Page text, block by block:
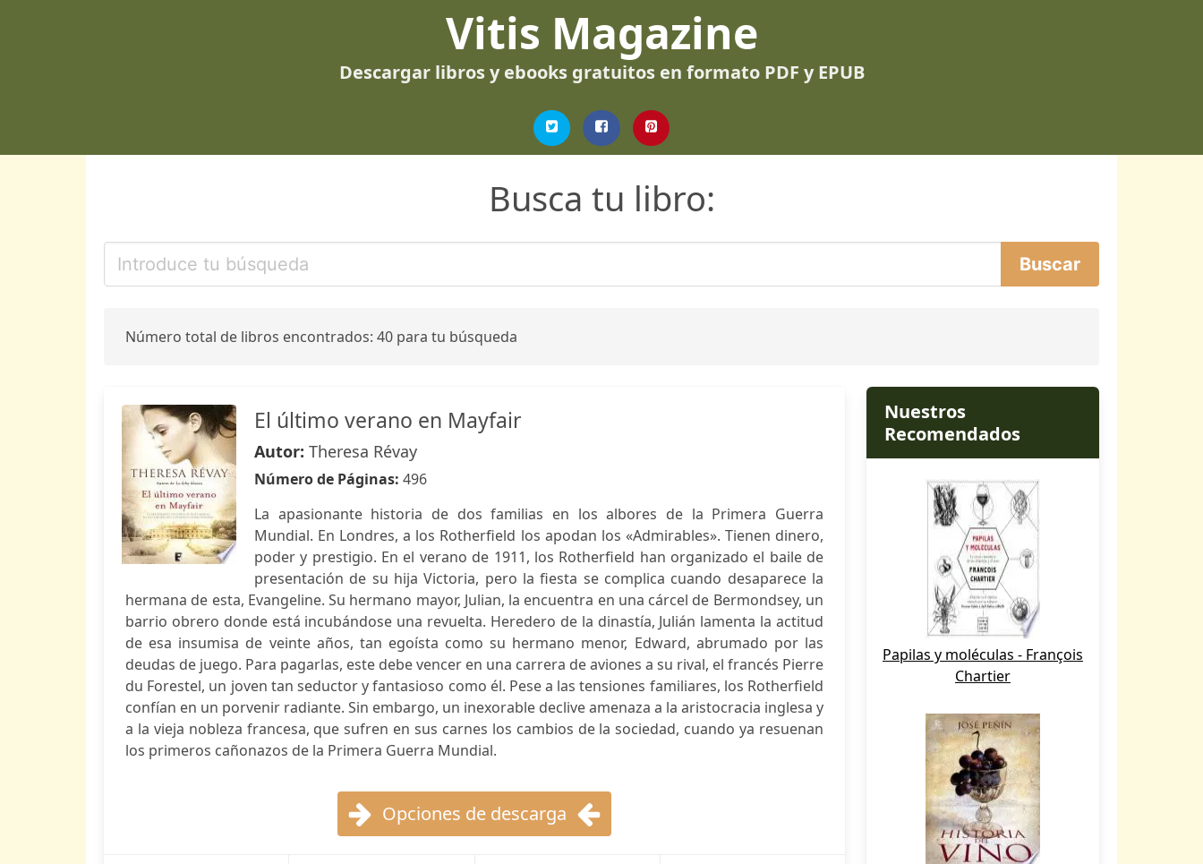
Vitis Magazine
Descargar libros y ebooks gratuitos en formato PDF y EPUB
Busca tu libro:
Número total de libros encontrados: 40 para tu búsqueda
El último verano en Mayfair
Autor: Theresa Révay
Número de Páginas: 496
La apasionante historia de dos familias en los albores de la Primera Guerra
Mundial. En Londres, a los Rotherfield los apodan los «Admirables». Tienen dinero,
poder y prestigio. En el verano de 1911, los Rotherfield han organizado el baile de
presentación de su hija Victoria, pero la fiesta se complica cuando desaparece la
hermana de esta, Evangeline. Su hermano mayor, Julian, la encuentra en una cárcel de Bermondsey, un
barrio obrero donde está incubándose una revuelta. Heredero de la dinastía, Julián lamenta la actitud
de esa insumisa de veinte años, tan egoísta como su hermano menor, Edward, abrumado por las
deudas de juego. Para pagarlas, este debe vencer en una carrera de aviones a su rival, el francés Pierre
du Forestel, un joven tan seductor y fantasioso como él. Pese a las tensiones familiares, los Rotherfield
confían en un porvenir radiante. Sin embargo, un inexorable declive amenaza a la aristocracia inglesa y
a la vieja nobleza francesa, que sufren en sus carnes los cambios de la sociedad, cuando ya resuenan
los primeros cañonazos de la Primera Guerra Mundial.
Opciones de descarga
Nuestros
Recomendados
Papilas y moléculas - François
Chartier